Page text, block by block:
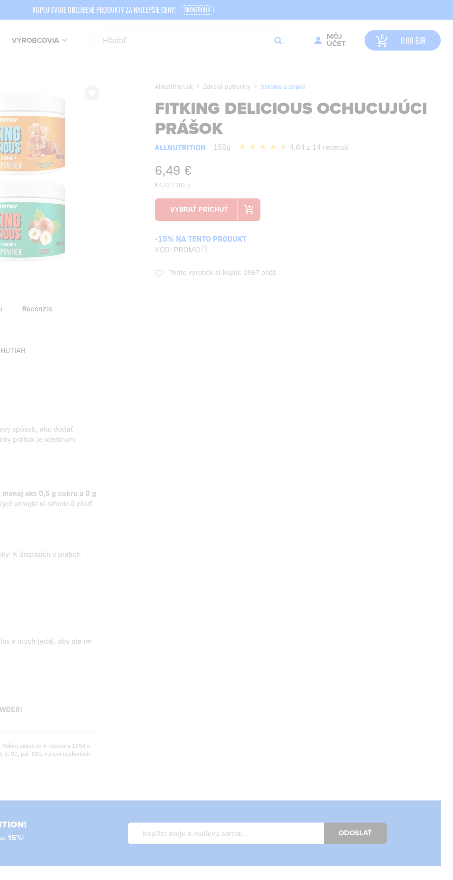
KUPUJ SVOJE OBĽÚBENÉ PRODUKTY ZA NAJLEPŠIE CENY! SKONTROLUJ
VÝROBCOVIA
MÔJ
ÚČET
0,00 EUR
Allnutrition.sk Zdravé potraviny Varenie a strava
FITKING DELICIOUS OCHUCUJÚCI
PRÁŠOK
ALLNUTRITION 150g 4,64 z 14 recenzií
6,49 €
€4,32 / 100 g
-15% NA TENTO PRODUKT
KÓD: PROMO
Tento výrobok si kúpilo 2967 osôb
Recenzie
spôsob, ako dodať
prášok je ideálnym
ako 0,5 g cukru a 0 g
si lahodnú chuť
K dispozícii v piatich
a iných jedál, aby ste im
zákon zo 4. februára 1994 o
č. 90, pol. 631, v znení neskorších
15%! ODOSLAŤ